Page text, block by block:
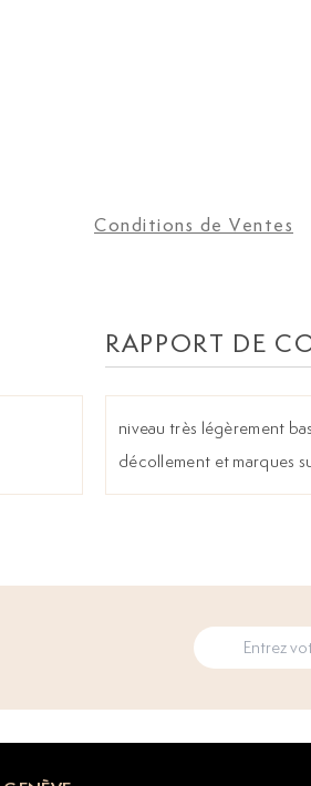
Conditions de Ventes
RAPPORT DE
niveau très légèrement bas
décollement et marques